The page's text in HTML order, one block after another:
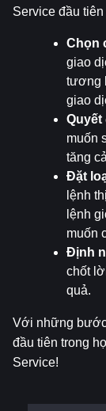
Service đầu
Chọn
giao
tương
giao
Quyết
muốn
tăng
Đặt
lệnh
lệnh
muốn
Định
chốt
quả.
Với những
đầu tiên trong
Service!